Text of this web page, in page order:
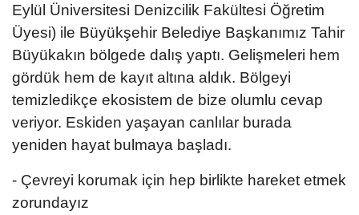
Eylül Üniversitesi Denizcilik Fakültesi Öğretim
Üyesi) ile Büyükşehir Belediye Başkanımız Tahir
Büyükakın bölgede dalış yaptı. Gelişmeleri hem
gördük hem de kayıt altına aldık. Bölgeyi
temizledikçe ekosistem de bize olumlu cevap
veriyor. Eskiden yaşayan canlılar burada
yeniden hayat bulmaya başladı.
- Çevreyi korumak için hep birlikte hareket etmek
zorundayız